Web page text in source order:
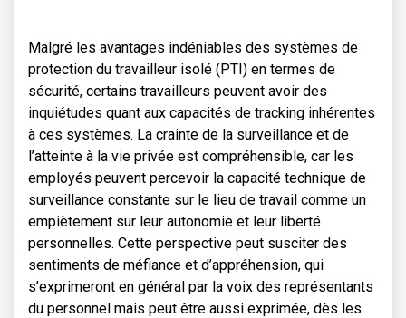
Malgré les avantages indéniables des systèmes de
protection du travailleur isolé (PTI) en termes de
sécurité, certains travailleurs peuvent avoir des
inquiétudes quant aux capacités de tracking inhérentes
à ces systèmes. La crainte de la surveillance et de
l’atteinte à la vie privée est compréhensible, car les
employés peuvent percevoir la capacité technique de
surveillance constante sur le lieu de travail comme un
empiètement sur leur autonomie et leur liberté
personnelles. Cette perspective peut susciter des
sentiments de méfiance et d’appréhension, qui
s’exprimeront en général par la voix des représentants
du personnel mais peut être aussi exprimée, dès les